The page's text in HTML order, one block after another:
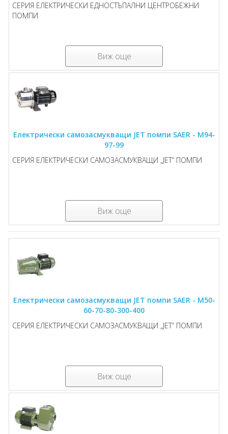
СЕРИЯ ЕЛЕКТРИЧЕСКИ ЕДНОСТЪПАЛНИ ЦЕНТРОБЕЖНИ
ПОМПИ
Виж още
Електрически самозасмукващи JET помпи SAER - M94-
97-99
СЕРИЯ ЕЛЕКТРИЧЕСКИ САМОЗАСМУКВАЩИ „JET” ПОМПИ
Виж още
Електрически самозасмукващи JET помпи SAER - M50-
60-70-80-300-400
СЕРИЯ ЕЛЕКТРИЧЕСКИ САМОЗАСМУКВАЩИ „JET” ПОМПИ
Виж още